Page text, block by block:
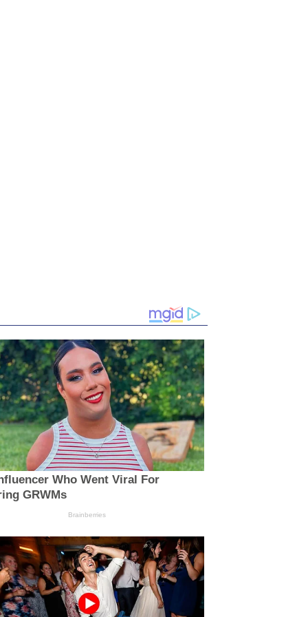
Who Went Viral For
GRWMs
Brainberries